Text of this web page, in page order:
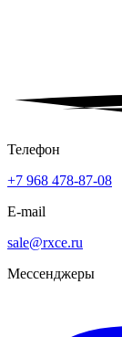
Телефон
+7 968 478-87-08
E-mail
sale@rxce.ru
Мессенджеры